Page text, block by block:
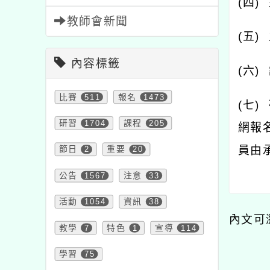
教師會新聞
內容標籤
比賽 511 報名 1473
研習 1704 課程 205
節日 2 重要 20
公告 1567 注意 33
活動 1054 資訊 38
教學 7 特色 1 宣導 114
學習 75
(五)
(六)
(七)
網報
員由
內文可